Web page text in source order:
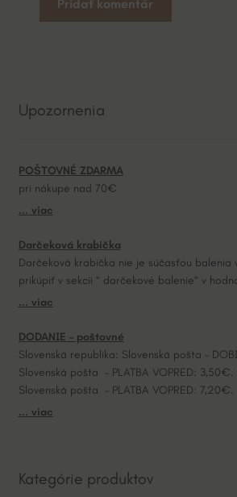
r
t
i
v
:
Upozornenia
POŠTOVNÉ ZDARMA
pri nákupe nad 70€
... viac
Darčeková krabička
Darčeková krabička nie je súčasťou balenia
prikúpiť v sekcii “ darčekové balenie“ v
... viac
DODANIE – poštovné
Slovenská republika: Slovenská pošta –
Slovenská pošta – PLATBA VOPRED:
Slovenská pošta – PLATBA VOPRED: 7,20€.
... viac
Kategórie produktov